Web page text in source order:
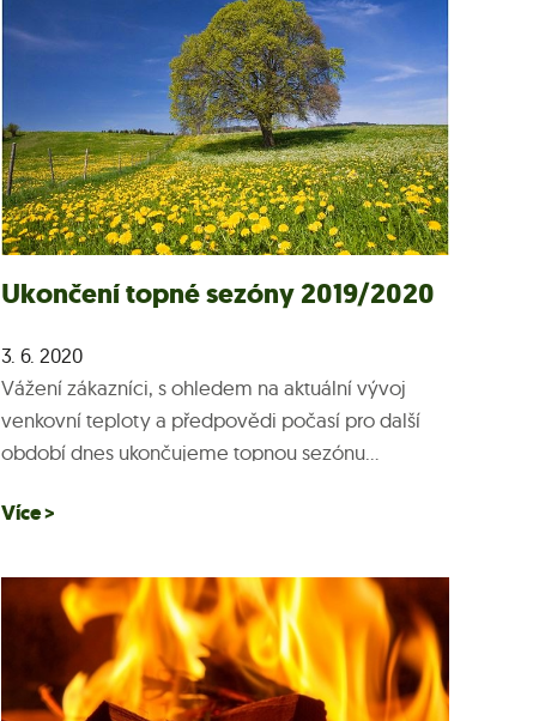
Ukončení topné sezóny 2019/2020
3. 6. 2020
Vážení zákazníci, s ohledem na aktuální vývoj
venkovní teploty a předpovědi počasí pro další
období dnes ukončujeme topnou sezónu...
Více >